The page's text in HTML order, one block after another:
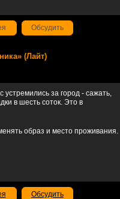
Обсудить
(Лайт)
за город - сажать,
в шесть соток. Это в
образ и место проживания.
Обсудить